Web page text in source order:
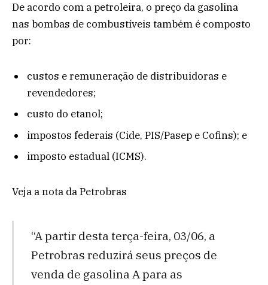
De acordo com a petroleira, o preço da gasolina
nas bombas de combustíveis também é composto
por:
custos e remuneração de distribuidoras e
revendedores;
custo do etanol;
impostos federais (Cide, PIS/Pasep e Cofins); e
imposto estadual (ICMS).
Veja a nota da Petrobras
“A partir desta terça-feira, 03/06, a
Petrobras reduzirá seus preços de
venda de gasolina A para as